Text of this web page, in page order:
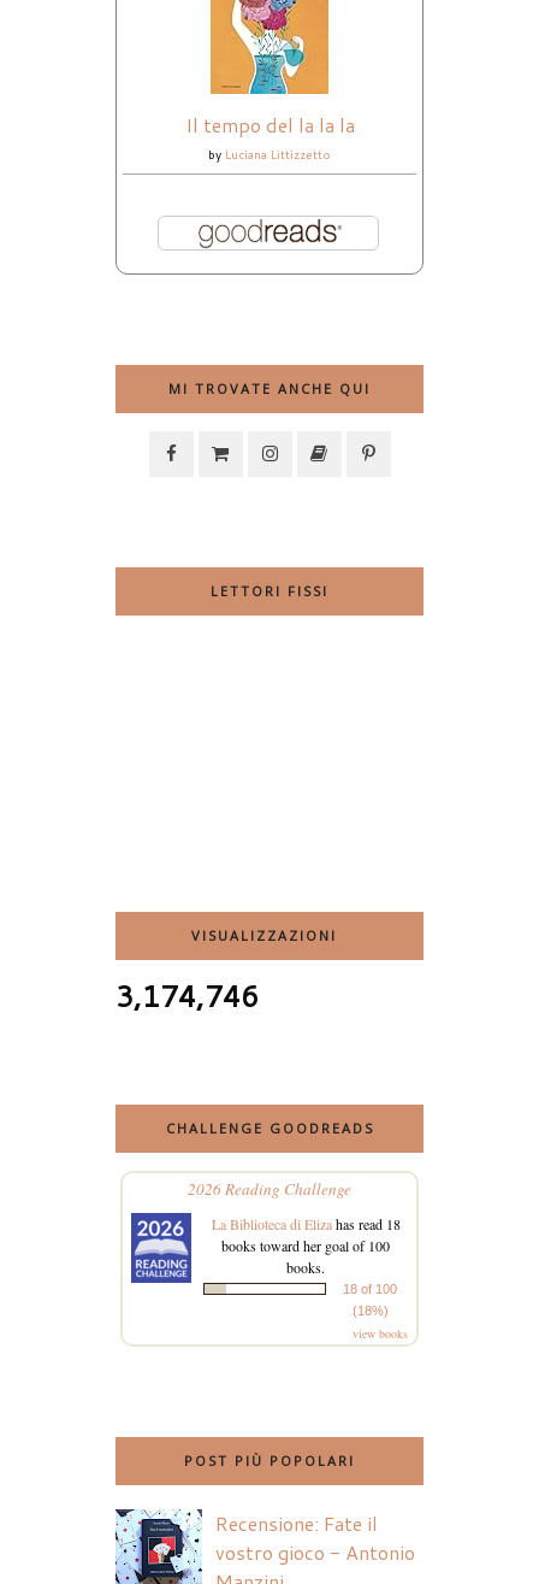
Il tempo del la la la
by Luciana Littizzetto
MI TROVATE ANCHE QUI
LETTORI FISSI
VISUALIZZAZIONI
3,174,746
CHALLENGE GOODREADS
2026 Reading Challenge
La Biblioteca di Elizahas read 18
books toward her goal of 100
books.
18 of 100
(18%)
view books
POST PIÙ POPOLARI
Recensione: Fate il
vostro gioco - Antonio